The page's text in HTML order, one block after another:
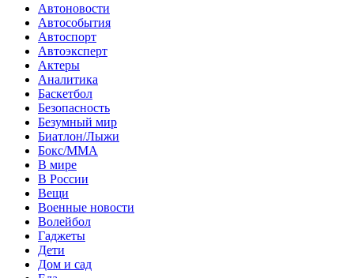
Автоновости
Автособытия
Автоспорт
Автоэксперт
Актеры
Аналитика
Баскетбол
Безопасность
Безумный мир
Биатлон/Лыжи
Бокс/MMA
В мире
В России
Вещи
Военные новости
Волейбол
Гаджеты
Дети
Дом и сад